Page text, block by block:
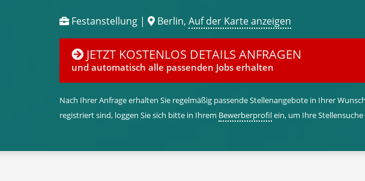
Festanstellung | Berlin, Auf der Karte anzeigen
JETZT KOSTENLOS DETAILS ANFRAGEN
und automatisch alle passenden Jobs erhalten
Nach Ihrer Anfrage erhalten Sie regelmäßig passende Stellenangebote in Ihrer
registriert sind, loggen Sie sich bitte in Ihrem Bewerberprofilein, um Ihre